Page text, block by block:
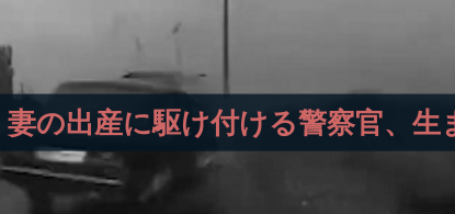
の出産に駆け付ける警察官、